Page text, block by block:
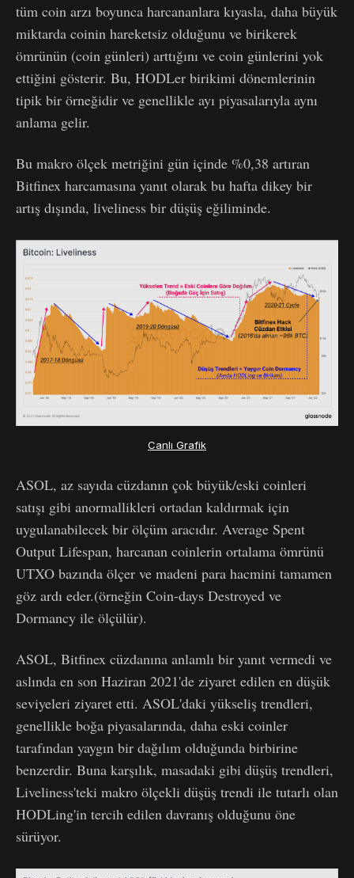
tüm coin arzı boyunca harcananlara kıyasla, daha büyük
miktarda coinin hareketsiz olduğunu ve birikerek
ömrünün (coin günleri) arttığını ve coin günlerini yok
ettiğini gösterir. Bu, HODLer birikimi dönemlerinin
tipik bir örneğidir ve genellikle ayı piyasalarıyla aynı
anlama gelir.
Bu makro ölçek metriğini gün içinde %0,38 artıran
Bitfinex harcamasına yanıt olarak bu hafta dikey bir
artış dışında, liveliness bir düşüş eğiliminde.
Canlı Grafik
ASOL, az sayıda cüzdanın çok büyük/eski coinleri
satışı gibi anormallikleri ortadan kaldırmak için
uygulanabilecek bir ölçüm aracıdır. Average Spent
Output Lifespan, harcanan coinlerin ortalama ömrünü
UTXO bazında ölçer ve madeni para hacmini tamamen
göz ardı eder.(örneğin Coin-days Destroyed ve
Dormancy ile ölçülür).
ASOL, Bitfinex cüzdanına anlamlı bir yanıt vermedi ve
aslında en son Haziran 2021'de ziyaret edilen en düşük
seviyeleri ziyaret etti. ASOL'daki yükseliş trendleri,
genellikle boğa piyasalarında, daha eski coinler
tarafından yaygın bir dağılım olduğunda birbirine
benzerdir. Buna karşılık, masadaki gibi düşüş trendleri,
Liveliness'teki makro ölçekli düşüş trendi ile tutarlı olan
HODLing'in tercih edilen davranış olduğunu öne
sürüyor.